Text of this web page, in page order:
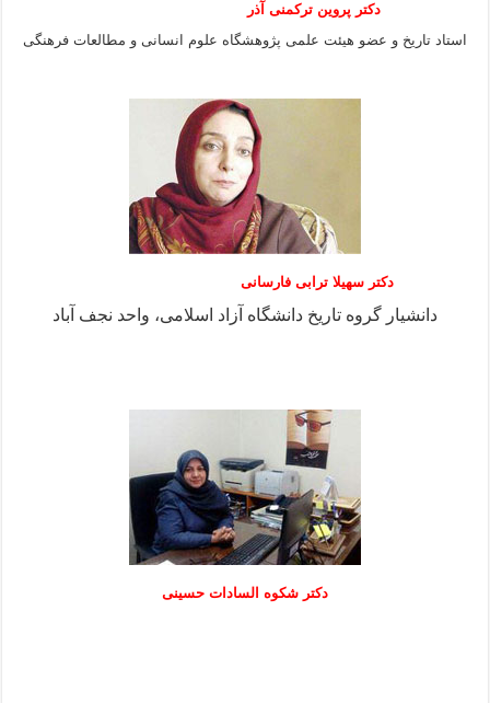
دکتر پروین ترکمنی آذر
استاد تاریخ و عضو هیئت علمی پژوهشگاه علوم انسانی و مطالعات فرهنگى
دکتر سهیلا ترابی فارسانی
دانشیار گروه تاریخ دانشگاه آزاد اسلامی، واحد نجف آباد
دكتر شكوه السادات حسينی